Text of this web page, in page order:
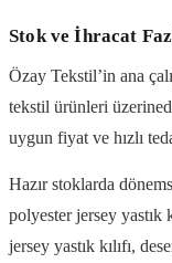
Stok ve İhracat
Özay Tekstil’in ana
tekstil ürünleri
uygun fiyat ve hızlı
Hazır stoklarda
polyester jersey yastık
jersey yastık kılıfı,